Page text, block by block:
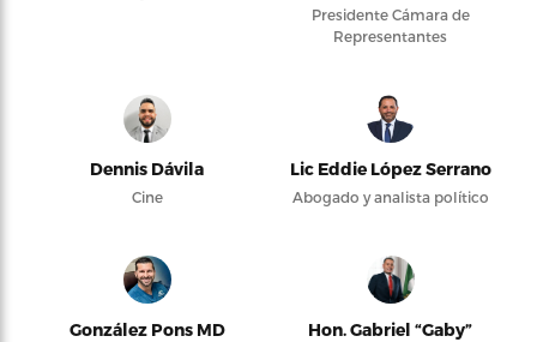
Presidente Cámara de
Representantes
Dennis Dávila
Cine
Lic Eddie López Serrano
Abogado y analista político
González Pons MD
Hon. Gabriel “Gaby”